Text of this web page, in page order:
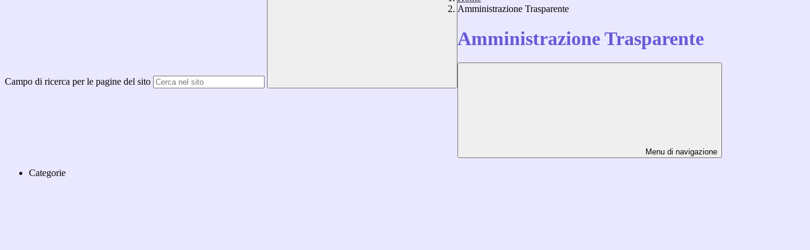
Campo di ricerca per le pagine del sito
Amministrazione Trasparente
Amministrazione Trasparente
Menu di navigazione
Categorie